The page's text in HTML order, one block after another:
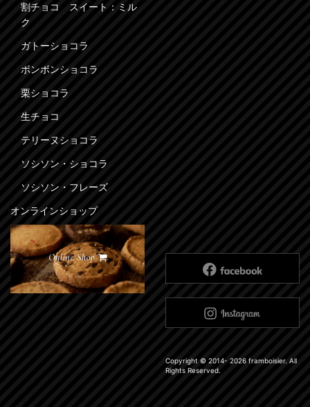
割チョコ スイート：ミル
ク
ガトーショコラ
ボンボンショコラ
栗ショコラ
生チョコ
テリーヌショコラ
ソシソン・ショコラ
ソシソン・フレーズ
オンラインショップ
Copyright © 2014- 2026 framboisier. All
Rights Reserved.